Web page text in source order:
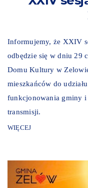
Informujemy, że XXIV
odbędzie się w dniu 29
Domu Kultury w
mieszkańców do
funkcjonowania gminy i
transmisji.
WIĘCEJ